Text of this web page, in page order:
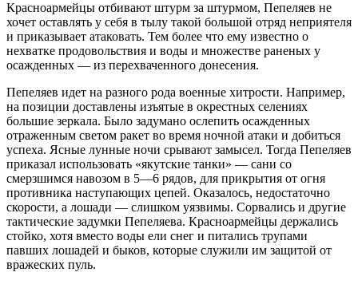
Красноармейцы отбивают штурм за штурмом, Пепеляев не
хочет оставлять у себя в тылу такой большой отряд неприятеля
и приказывает атаковать. Тем более что ему известно о
нехватке продовольствия и воды и множестве раненых у
осажденных — из перехваченного донесения.
Пепеляев идет на разного рода военные хитрости. Например,
на позиции доставлены изъятые в окрестных селениях
большие зеркала. Было задумано ослепить осажденных
отраженным светом ракет во время ночной атаки и добиться
успеха. Ясные лунные ночи срывают замысел. Тогда Пепеляев
приказал использовать «якутские танки» — сани со
смерзшимся навозом в 5—6 рядов, для прикрытия от огня
противника наступающих цепей. Оказалось, недостаточно
скорости, а лошади — слишком уязвимы. Сорвались и другие
тактические задумки Пепеляева. Красноармейцы держались
стойко, хотя вместо воды ели снег и питались трупами
павших лошадей и быков, которые служили им защитой от
вражеских пуль.